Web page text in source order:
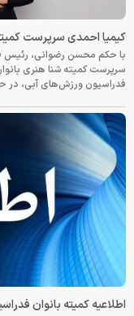
کیمیا احمدی سرپرست
با حکم محسن رضوانی، رئیس
سرپرست کمیته شنا هنری
فدراسیون ورزش‌های آبی، در
اطلاعیه کمیته بانوان